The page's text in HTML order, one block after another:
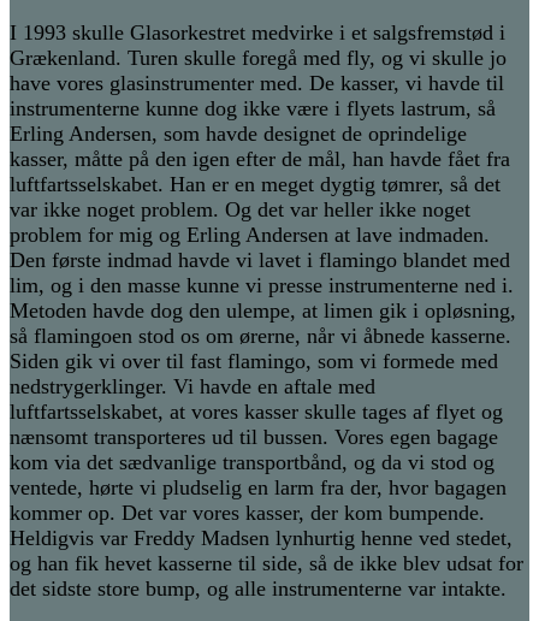
I 1993 skulle Glasorkestret medvirke i et salgsfremstød i
Grækenland. Turen skulle foregå med fly, og vi skulle jo
have vores glasinstrumenter med. De kasser, vi havde til
instrumenterne kunne dog ikke være i flyets lastrum, så
Erling Andersen, som havde designet de oprindelige
kasser, måtte på den igen efter de mål, han havde fået fra
luftfartsselskabet. Han er en meget dygtig tømrer, så det
var ikke noget problem. Og det var heller ikke noget
problem for mig og Erling Andersen at lave indmaden.
Den første indmad havde vi lavet i flamingo blandet med
lim, og i den masse kunne vi presse instrumenterne ned i.
Metoden havde dog den ulempe, at limen gik i opløsning,
så flamingoen stod os om ørerne, når vi åbnede kasserne.
Siden gik vi over til fast flamingo, som vi formede med
nedstrygerklinger. Vi havde en aftale med
luftfartsselskabet, at vores kasser skulle tages af flyet og
nænsomt transporteres ud til bussen. Vores egen bagage
kom via det sædvanlige transportbånd, og da vi stod og
ventede, hørte vi pludselig en larm fra der, hvor bagagen
kommer op. Det var vores kasser, der kom bumpende.
Heldigvis var Freddy Madsen lynhurtig henne ved stedet,
og han fik hevet kasserne til side, så de ikke blev udsat for
det sidste store bump, og alle instrumenterne var intakte.